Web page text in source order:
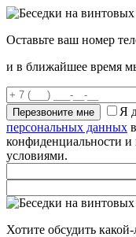
Оставьте ваш номер
и в ближайшее время
Я
персональных данных
конфиденциальности и
условиями.
Хотите обсудить